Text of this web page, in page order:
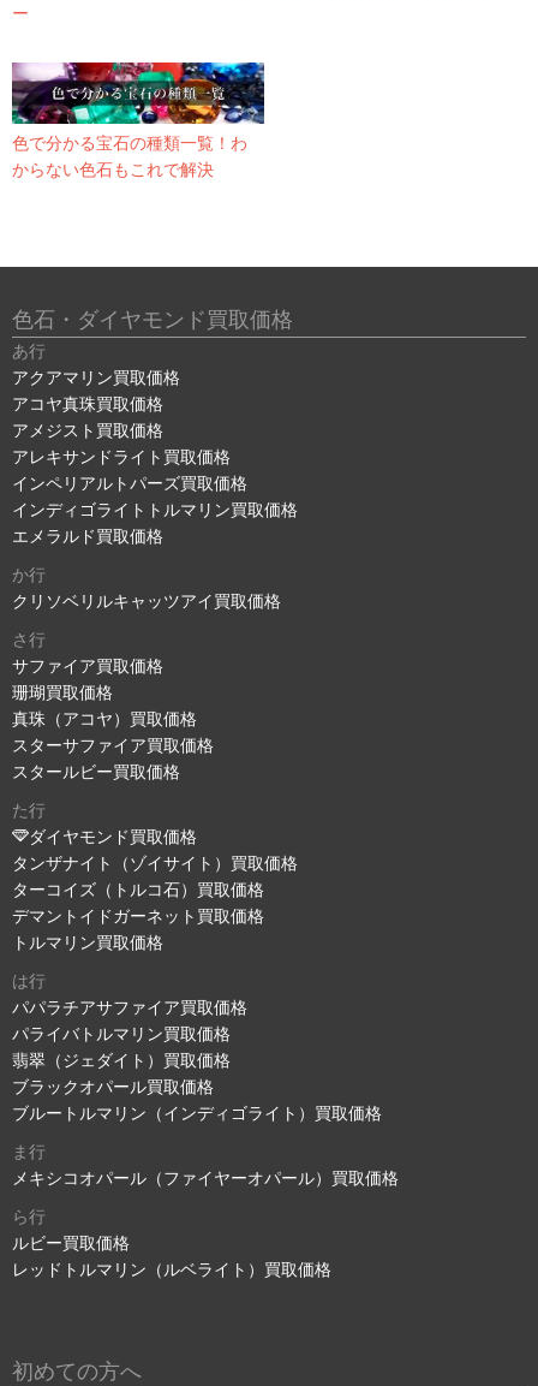
ー
色で分かる宝石の種類一覧！わ
からない色石もこれで解決
色石・ダイヤモンド買取価格
あ行
アクアマリン買取価格
アコヤ真珠買取価格
アメジスト買取価格
アレキサンドライト買取価格
インペリアルトパーズ買取価格
インディゴライトトルマリン買取価格
エメラルド買取価格
か行
クリソベリルキャッツアイ買取価格
さ行
サファイア買取価格
珊瑚買取価格
真珠（アコヤ）買取価格
スターサファイア買取価格
スタールビー買取価格
た行
ダイヤモンド買取価格
タンザナイト（ゾイサイト）買取価格
ターコイズ（トルコ石）買取価格
デマントイドガーネット買取価格
トルマリン買取価格
は行
パパラチアサファイア買取価格
パライバトルマリン買取価格
翡翠（ジェダイト）買取価格
ブラックオパール買取価格
ブルートルマリン（インディゴライト）買取価格
ま行
メキシコオパール（ファイヤーオパール）買取価格
ら行
ルビー買取価格
レッドトルマリン（ルベライト）買取価格
初めての方へ